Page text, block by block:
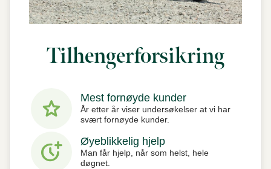
Tilhengerforsikring
star Mest fornøyde kunder
År etter år viser undersøkelser at vi har
svært fornøyde kunder.
more_time Øyeblikkelig hjelp
Man får hjelp, når som helst, hele
døgnet.